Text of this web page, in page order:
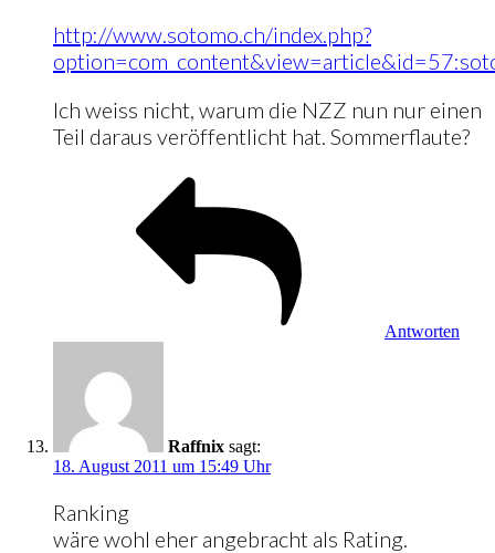
http://www.sotomo.ch/index.php?
Ich weiss nicht, warum die NZZ nun nur einen
Teil daraus veröffentlicht hat. Sommerflaute?
Antworten
Raffnix sagt:
18. August 2011 um 15:49 Uhr
Ranking
wäre wohl eher angebracht als Rating.